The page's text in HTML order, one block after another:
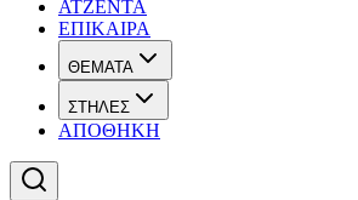
ΑΤΖΕΝΤΑ
ΕΠΙΚΑΙΡΑ
ΘΕΜΑΤΑ
ΣΤΗΛΕΣ
ΑΠΟΘΗΚΗ